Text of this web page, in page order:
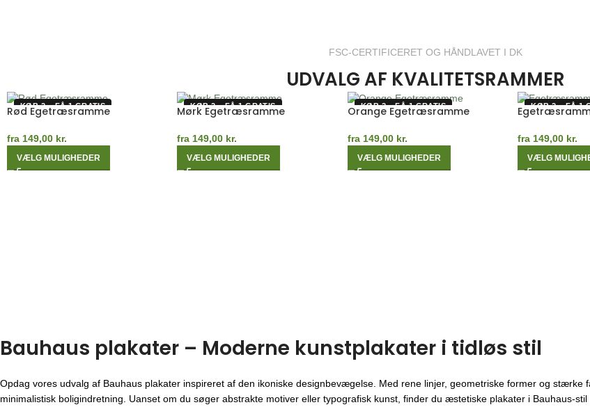
FSC-CERTIFICERET OG HÅNDLAVET I DK
UDVALG AF KVALITETSRAMMER
KØB 2 – FÅ 1 GRATIS
Rød Egetræsramme
fra 149,00 kr.
VÆLG MULIGHEDER
KØB 2 – FÅ 1 GRATIS
Mørk Egetræsramme
fra149,00 kr.
VÆLG MULIGHEDER
KØB 2 – FÅ 1 GRATIS
Orange Egetræsramme
fra 149,00 kr.
VÆLG MULIGHEDER
KØB 2 – FÅ 1
fra149,00 kr.
VÆLG
Bauhaus plakater – Moderne kunstplakater i tidløs stil
Opdag vores udvalg af Bauhaus plakater inspireret af den ikoniske designbevægelse. Med rene linjer, geometriske former og stærke
minimalistisk boligindretning. Uanset om du søger abstrakte motiver eller typografisk kunst, finder du æstetiske plakater i Bauhaus-